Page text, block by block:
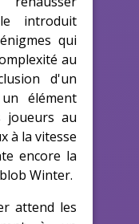
introduit
qui
au
d'un
élément
joueurs au
à la vitesse
encore la
Winter.
attend les